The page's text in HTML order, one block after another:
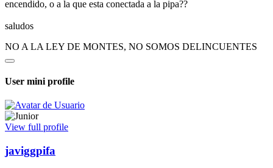
encendido, o a la que esta conectada a la pipa??
saludos
NO A LA LEY DE MONTES, NO SOMOS DELINCUENTES
User mini profile
View full profile
javiggpifa